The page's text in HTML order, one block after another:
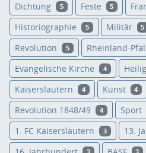
Dichtung 5 Feste 5
Historiographie 5 Militär 5
Revolution 5 Rheinland-
Evangelische Kirche 4
Kaiserslautern 4 Kunst 4
Revolution 1848/49 4 Sport
1. FC Kaiserslautern 3 13.